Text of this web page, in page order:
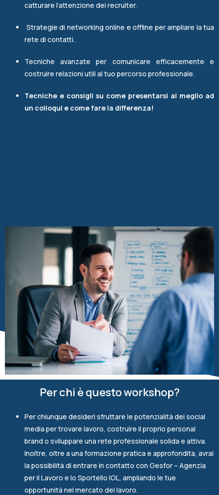
catturare l’attenzione dei recruiter.
Strategie di networking online e offline per ampliare la tua
rete di contatti.
Tecniche avanzate per comunicare efficacemente e
costruire relazioni utili al tuo percorso professionale.
Tecniche e consigli su come presentarsi al meglio ad
un colloqui e come fare la differenza!
Per chi è questo workshop?
Per chiunque desideri sfruttare le potenzialità dei social
media per trovare lavoro, costruire il proprio personal
brand o sviluppare una rete professionale solida e attiva.
Inoltre, oltre a una formazione pratica e approfondita, avrai
la possibilità di entrare in contatto con Gesfor – Agenzia
per il Lavoro e lo Sportello IOL, ampliando le tue
opportunità nel mercato del lavoro.